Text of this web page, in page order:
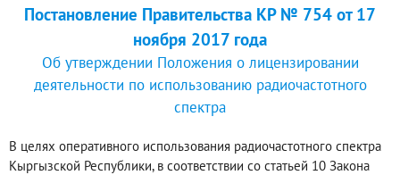
Постановление Правительства КР № 754 от 17
ноября 2017 года
Об утверждении Положения о лицензировании
деятельности по использованию радиочастотного
спектра
В целях оперативного использования радиочастотного спектра
Кыргызской Республики, в соответствии со статьей 10 Закона